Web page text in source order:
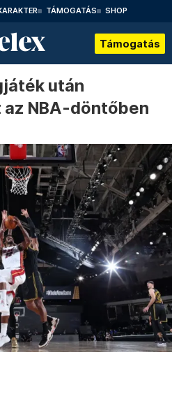
TÁMOGATÁS SHOP
Támogatás
után
NBA-döntőben